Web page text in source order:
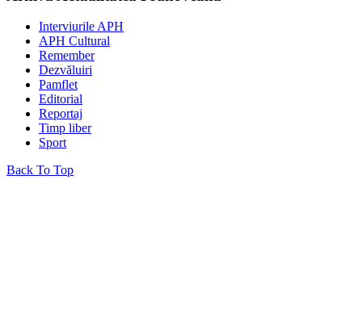
Interviurile APH
APH Cultural
Remember
Dezvăluiri
Pamflet
Editorial
Reportaj
Timp liber
Sport
Back To Top